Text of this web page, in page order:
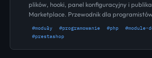
plików, hooki, panel konfiguracyjny i
Marketplace. Przewodnik dla
#moduły #programowanie #php
#module-
#prestashop